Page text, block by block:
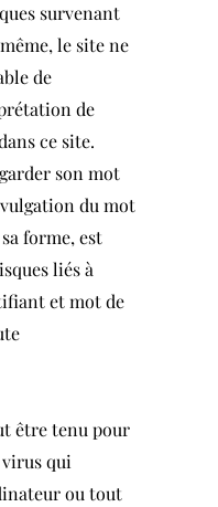
survenant
le site ne
de
de
ce site.
son mot
du mot
forme, est
liés à
et mot de
être tenu pour
virus qui
ou tout